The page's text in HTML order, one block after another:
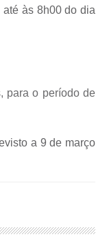
às 8h00 do dia
para o período de
a 9 de março